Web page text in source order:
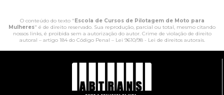
O conteúdo do texto "Escola de Cursos de Pilotagem de Moto para
Mulheres" é de direito reservado. Sua reprodução, parcial ou total, mesmo citando
nossos links, é proibida sem a autorização do autor. Crime de violação de direito
autoral – artigo 184 do Código Penal – Lei 9610/98 - Lei de direitos autorais.